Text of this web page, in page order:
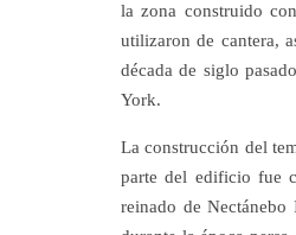
la zona construido
utilizaron de cantera,
década de siglo
York.
La construcción del
parte del edificio fue
reinado de